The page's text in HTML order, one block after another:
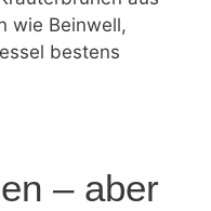
wie Beinwell,
bestens
– aber